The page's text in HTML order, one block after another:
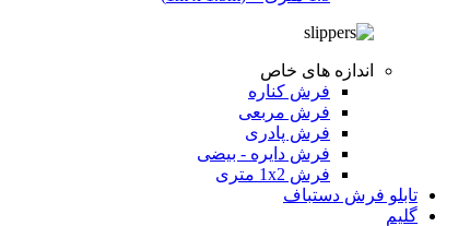
اندازه های خاص
فرش کناره
فرش مربعی
فرش پادری
فرش دایره - بیضی
فرش 1x2 متری
تابلو فرش دستباف
گلیم